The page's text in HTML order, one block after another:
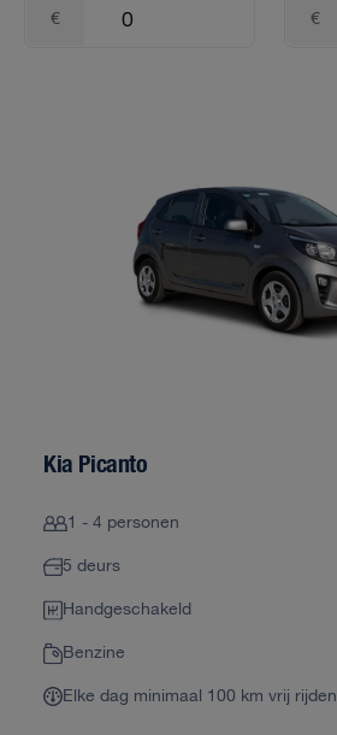
Kia Picanto
1 - 4 personen
5 deurs
Handgeschakeld
Benzine
Elke dag minimaal 100 km vrij rijden